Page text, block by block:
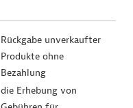
Rückgabe unverkaufter
Produkte ohne
Bezahlung
die Erhebung von